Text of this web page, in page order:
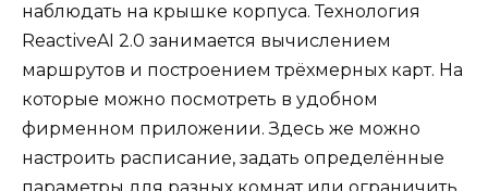
наблюдать на крышке корпуса. Технология
ReactiveAI 2.0 занимается вычислением
маршрутов и построением трёхмерных карт. На
которые можно посмотреть в удобном
фирменном приложении. Здесь же можно
настроить расписание, задать определённые